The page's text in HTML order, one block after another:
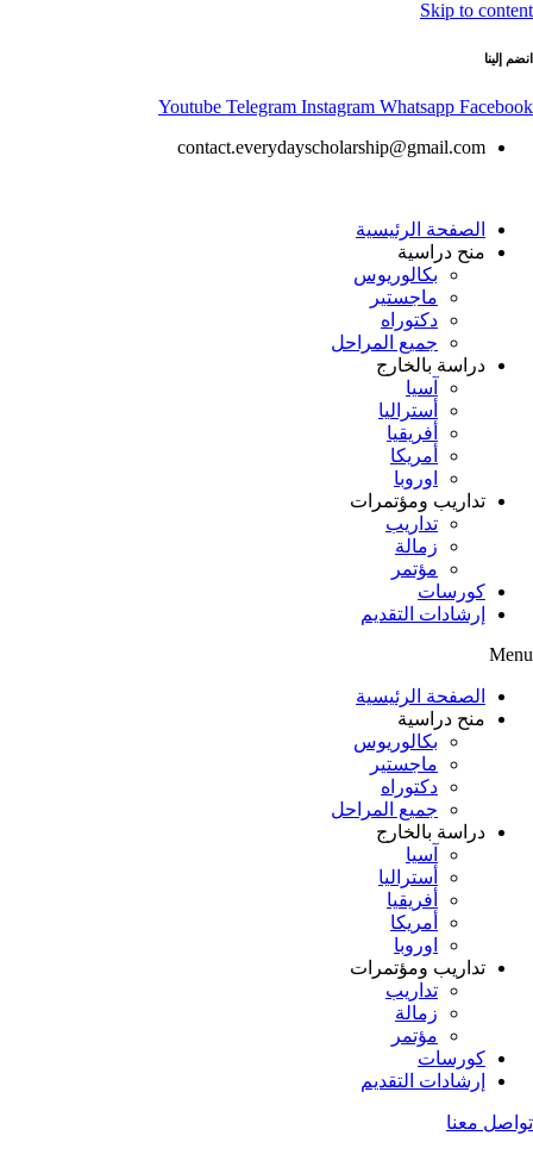
Skip to content
انضم إلينا
Youtube Telegram Instagram Whatsapp Facebook
contact.everydayscholarship@gmail.com
الصفحة الرئيسية
منح دراسية
بكالوريوس
ماجستير
دكتوراه
جميع المراحل
دراسة بالخارج
آسيا
أستراليا
أفريقيا
أمريكا
اوروبا
تداريب ومؤتمرات
تداريب
زمالة
مؤتمر
كورسات
إرشادات التقديم
Menu
الصفحة الرئيسية
منح دراسية
بكالوريوس
ماجستير
دكتوراه
جميع المراحل
دراسة بالخارج
آسيا
أستراليا
أفريقيا
أمريكا
اوروبا
تداريب ومؤتمرات
تداريب
زمالة
مؤتمر
كورسات
إرشادات التقديم
تواصل معنا